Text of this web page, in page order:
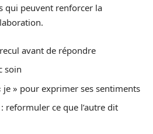
qui peuvent renforcer la
avant de répondre
soin
je » pour exprimer ses sentiments
reformuler ce que l’autre dit